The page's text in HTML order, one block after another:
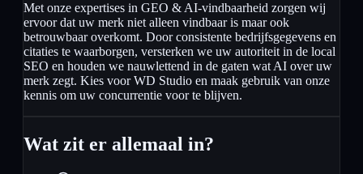
Met onze expertises in GEO & AI-vindbaarheid zorgen wij
ervoor dat uw merk niet alleen vindbaar is maar ook
betrouwbaar overkomt. Door consistente bedrijfsgegevens en
citaties te waarborgen, versterken we uw autoriteit in de local
SEO en houden we nauwlettend in de gaten wat AI over uw
merk zegt. Kies voor WD Studio en maak gebruik van onze
kennis om uw concurrentie voor te blijven.
Wat zit er allemaal in?